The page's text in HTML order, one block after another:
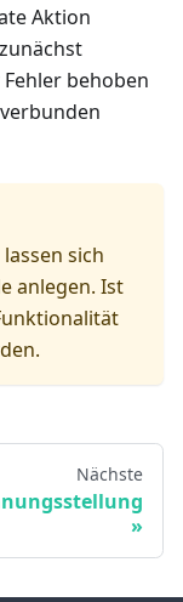
Aktion
zunächst
behoben
sich
anlegen. Ist
Nächste